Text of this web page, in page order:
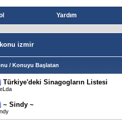
Yardım
izmir
/ Konuyu Başlatan
Türkiye'deki Sinagogların Listesi
~ Sindy ~